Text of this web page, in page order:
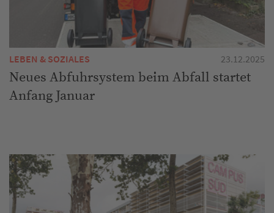
LEBEN & SOZIALES 23.12.2025
Neues Abfuhrsystem beim Abfall startet
Anfang Januar